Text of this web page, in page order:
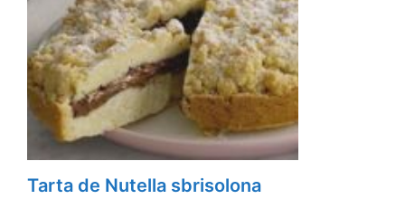
Tarta de Nutella sbrisolona